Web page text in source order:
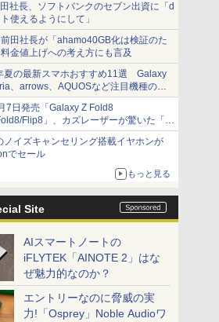
社長、ソフトバンクのセブン出資に「d
使えるようにして」
前田社長が「ahamo40GB化は検証のた
金値上げへの考え方にも言及
夏の最新スマホおすすめ11選 Galaxy
、arrows、AQUOSなど注目機種の特
7日発売「Galaxy Z Fold8
Flip8」、カズレーザーが驚いた「そ
ニュー並みの薄さ」
ノイズキャンセリング搭載イヤホンが
でセール
もっと見る
Site
AIスマートノートの
iFLYTEK「AINOTE 2」はな
ぜ魅力的なのか？
エントリーなのに脅威の実
力!「Osprey」Noble Audioワ